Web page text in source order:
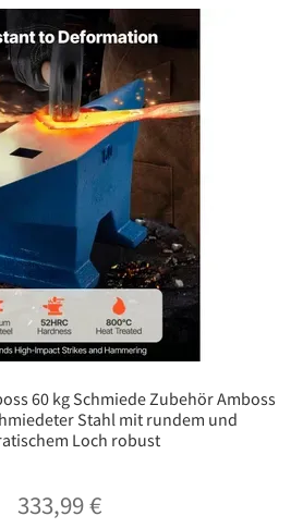
60 kg Schmiede Zubehör Amboss
Stahl mit rundem und
Loch robust
333,99€